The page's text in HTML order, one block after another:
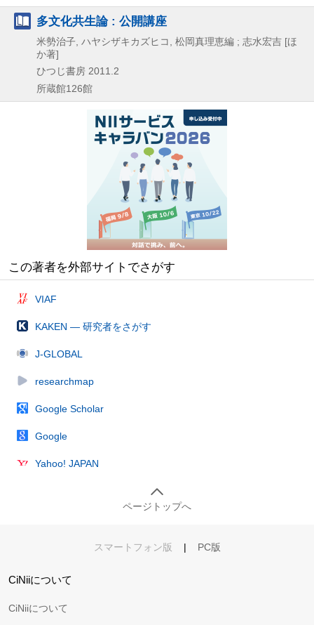
多文化共生論 : 公開講座
米勢治子, ハヤシザキカズヒコ, 松岡真理恵編 ; 志水宏吉 [ほ
か著]
ひつじ書房 2011.2
所蔵館126館
この著者を外部サイトでさがす
VIAF
KAKEN — 研究者をさがす
J-GLOBAL
researchmap
Google Scholar
Google
Yahoo! JAPAN
ページトップへ
スマートフォン版 | PC版
CiNiiについて
CiNiiについて